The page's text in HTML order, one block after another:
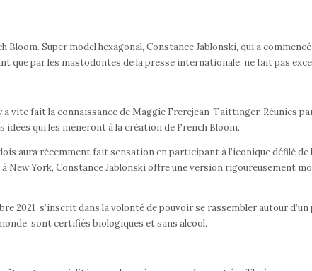
Super model hexagonal, Constance Jablonski, qui a
que par les mastodontes de la presse internationale, ne fait pas
vite fait la connaissance de Maggie Frerejean-Taittinger. Réunies
idées qui les mèneront à la création de French Bloom.
aura récemment fait sensation en participant à l’iconique défilé
York, Constance Jablonski offre une version rigoureusement
2021 s’inscrit dans la volonté de pouvoir se rassembler autour
sont certifiés biologiques et sans alcool.